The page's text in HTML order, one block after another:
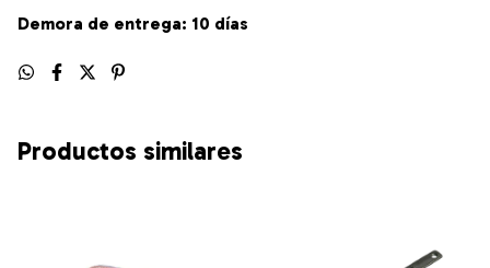
Demora de entrega: 10 días
Productos similares